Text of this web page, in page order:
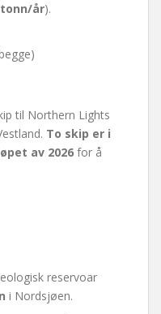
tonn/år).
til Northern Lights
To skip er i
av 2026 for å
reservoar
i Nordsjøen.